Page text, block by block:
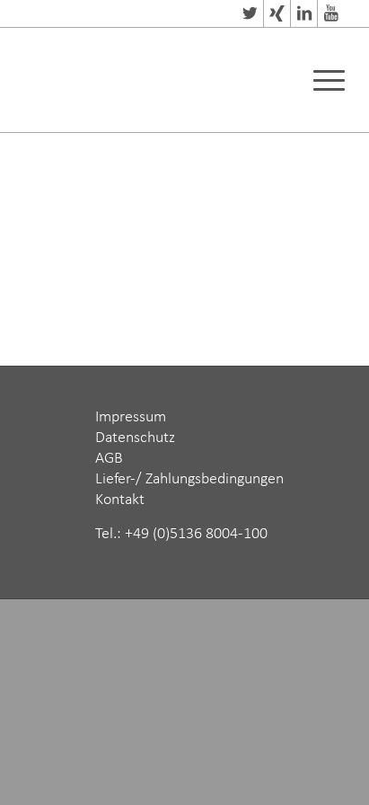
Impressum
Datenschutz
AGB
Liefer-/ Zahlungsbedingungen
Kontakt
Tel.: ‪+49 (0)5136 8004-100